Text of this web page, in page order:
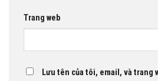
Trang web
Lưu tên của tôi, email, và trang